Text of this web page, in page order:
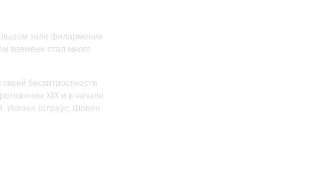
зале филармонии
времени стал много
бесхитростности
XIX и в начале
Иоганн Штраус, Шопен,